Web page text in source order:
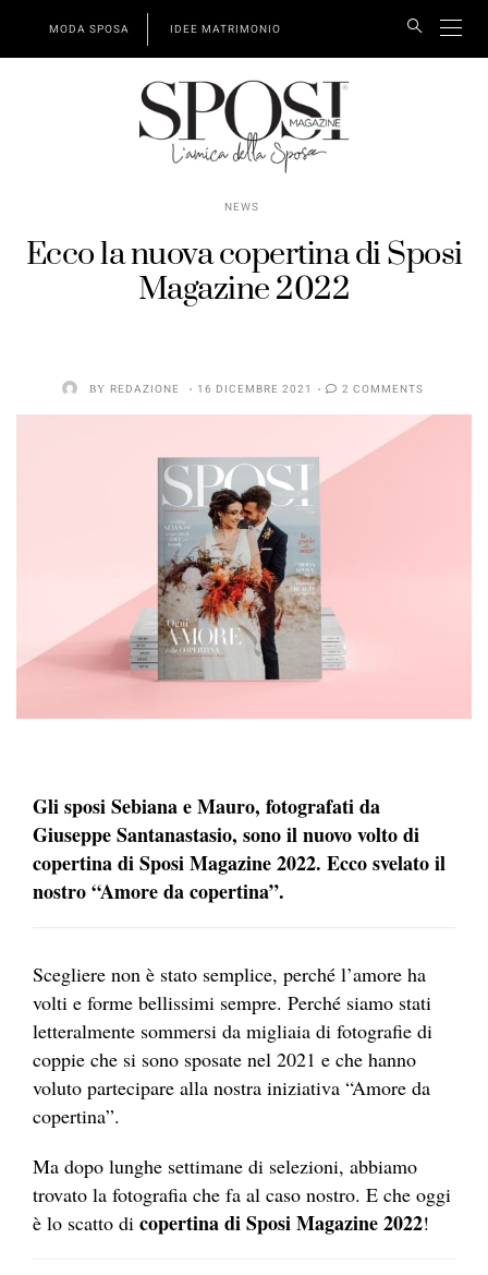
MODA SPOSA IDEE MATRIMONIO
NEWS
Ecco la nuova copertina di Sposi
Magazine 2022
BY REDAZIONE 16 DICEMBRE 2021 2 COMMENTS
Gli sposi Sebiana e Mauro, fotografati da
Giuseppe Santanastasio, sono il nuovo volto di
copertina di Sposi Magazine 2022. Ecco svelato il
nostro “Amore da copertina”.
Scegliere non è stato semplice, perché l’amore ha
volti e forme bellissimi sempre. Perché siamo stati
letteralmente sommersi da migliaia di fotografie di
coppie che si sono sposate nel 2021 e che hanno
voluto partecipare alla nostra iniziativa “Amore da
copertina”.
Ma dopo lunghe settimane di selezioni, abbiamo
trovato la fotografia che fa al caso nostro. E che oggi
è lo scatto di copertina di Sposi Magazine 2022!